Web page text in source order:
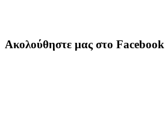
Ακολούθηστε μας στο Facebook